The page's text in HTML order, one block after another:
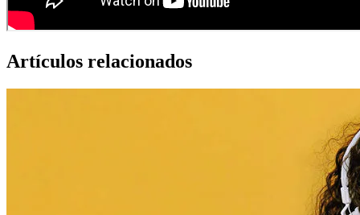
Artículos relacionados